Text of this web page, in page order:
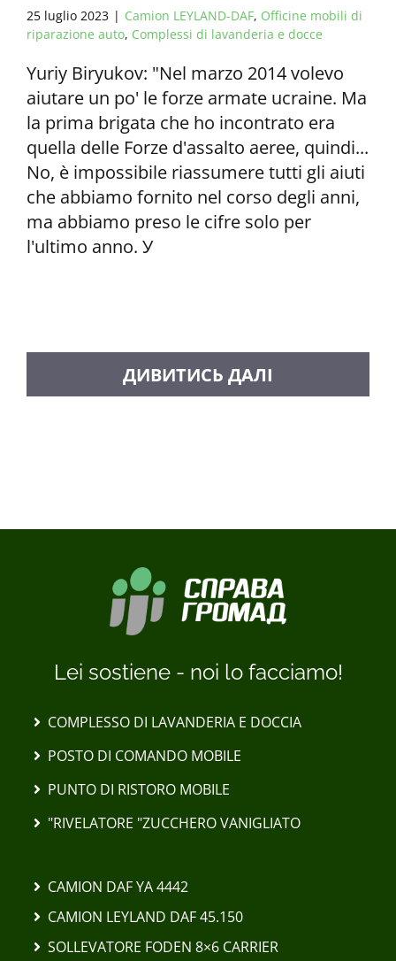
25 luglio 2023 | Camion LEYLAND-DAF, Officine mobili di
riparazione auto, Complessi di lavanderia e docce
Yuriy Biryukov: "Nel marzo 2014 volevo
aiutare un po' le forze armate ucraine. Ma
la prima brigata che ho incontrato era
quella delle Forze d'assalto aeree, quindi...
No, è impossibile riassumere tutti gli aiuti
che abbiamo fornito nel corso degli anni,
ma abbiamo preso le cifre solo per
l'ultimo anno. У
Lei sostiene - noi lo facciamo!
COMPLESSO DI LAVANDERIA E DOCCIA
POSTO DI COMANDO MOBILE
PUNTO DI RISTORO MOBILE
"RIVELATORE "ZUCCHERO VANIGLIATO
CAMION DAF YA 4442
CAMION LEYLAND DAF 45.150
SOLLEVATORE FODEN 8×6 CARRIER